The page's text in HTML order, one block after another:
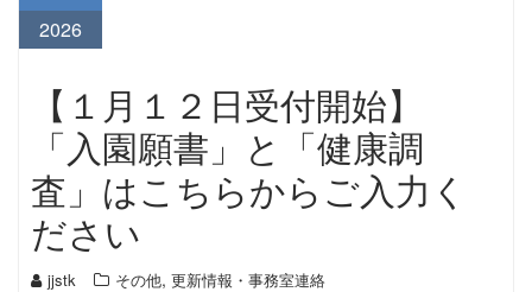
2026
【１月１２日受付開始】
「入園願書」と「健康調
査」はこちらからご入力く
ださい
jjstk その他, 更新情報・事務室連絡